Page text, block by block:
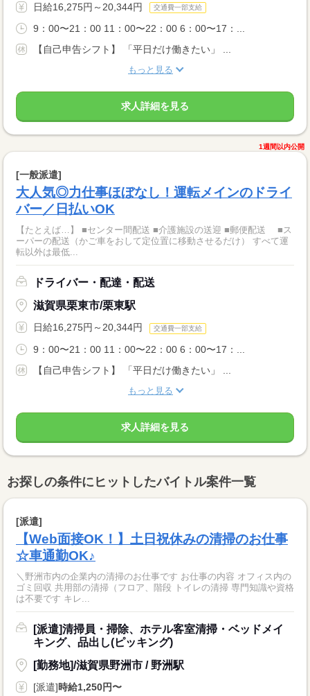
日給16,275円～20,344円 交通費一部支給
9：00〜21：00 11：00〜22：00 6：00〜17：...
【自己申告シフト】 「平日だけ働きたい」 ...
もっと見る
求人詳細を見る
1週間以内公開
[一般派遣]
大人気◎力仕事ほぼなし！運転メインのドライ
バー／日払いOK
【たとえば…】 ■センター間配送 ■介護施設の送迎 ■郵便配送 ■ス
ーパーの配送（かご車をおして定位置に移動させるだけ） すべて運
転以外は最低...
ドライバー・配達・配送
滋賀県栗東市/栗東駅
日給16,275円～20,344円 交通費一部支給
9：00〜21：00 11：00〜22：00 6：00〜17：...
【自己申告シフト】 「平日だけ働きたい」 ...
もっと見る
求人詳細を見る
お探しの条件にヒットしたバイトル案件一覧
[派遣]
【Web面接OK！】土日祝休みの清掃のお仕事
☆車通勤OK♪
＼野洲市内の企業内の清掃のお仕事です お仕事の内容 オフィス内の
ゴミ回収 共用部の清掃（フロア、階段 トイレの清掃 専門知識や資格
は不要です キレ...
[派遣]清掃員・掃除、ホテル客室清掃・ベッドメイ
キング、品出し(ピッキング)
[勤務地]/滋賀県野洲市 / 野洲駅
[派遣]時給1,250円〜